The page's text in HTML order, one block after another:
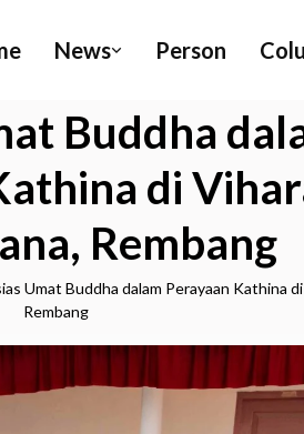
News Person
Buddha
di
Rembang
Umat Buddha dalam Perayaan Kathina
Rembang